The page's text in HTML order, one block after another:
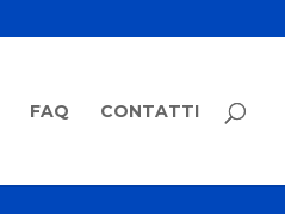
FAQ CONTATTI